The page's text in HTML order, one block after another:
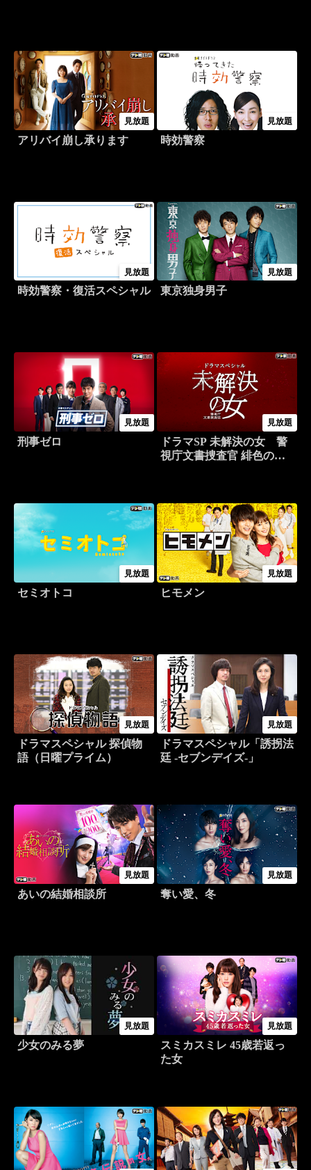
見放題
アリバイ崩し承ります
見放題
時効警察
見放題
時効警察・復活スペシャル
見放題
東京独身男子
見放題
刑事ゼロ
見放題
ドラマSP 未解決の女 警
視庁文書捜査官 緋色のシ
見放題
セミオトコ
見放題
ヒモメン
見放題
ドラマスペシャル 探偵物
語（日曜プライム）
見放題
ドラマスペシャル「誘拐法
廷 -セブンデイズ-」
見放題
あいの結婚相談所
見放題
奪い愛、冬
見放題
少女のみる夢
見放題
スミカスミレ 45歳若返っ
た女